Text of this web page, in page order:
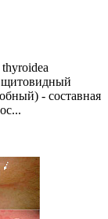
щитовидный
- составная